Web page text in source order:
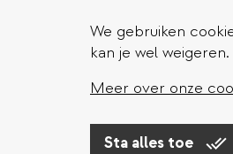
We gebruiken
kan je wel weigeren.
Meer over onze
Sta alles toe